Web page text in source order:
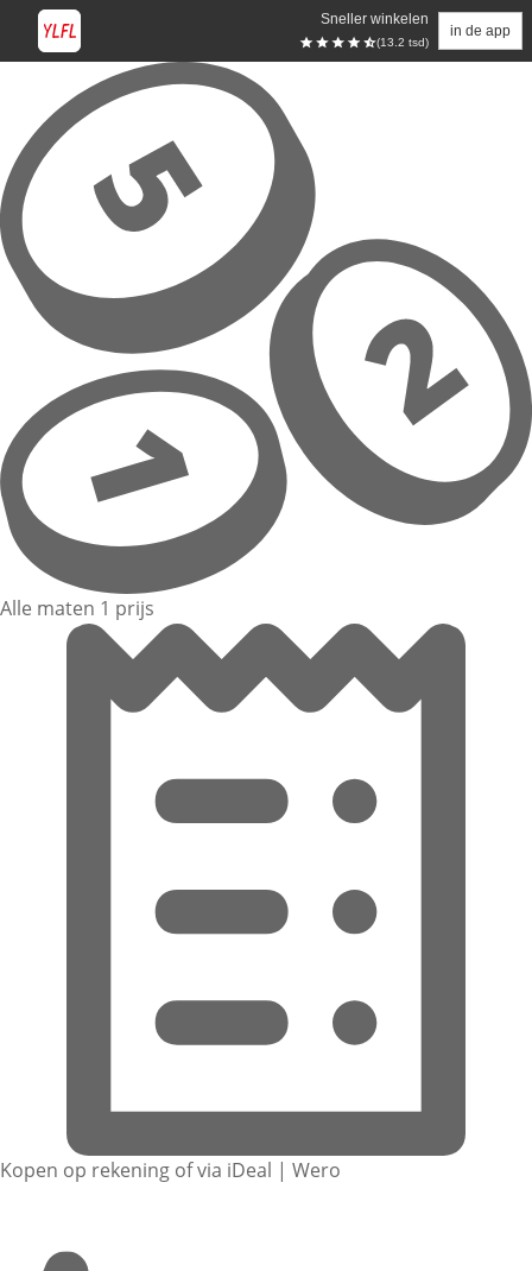
Sneller winkelen
(13.2 tsd)
in de app
Overslaan naar hoofdinhoud
Alle maten 1 prijs
Kopen op rekening of via iDeal | Wero